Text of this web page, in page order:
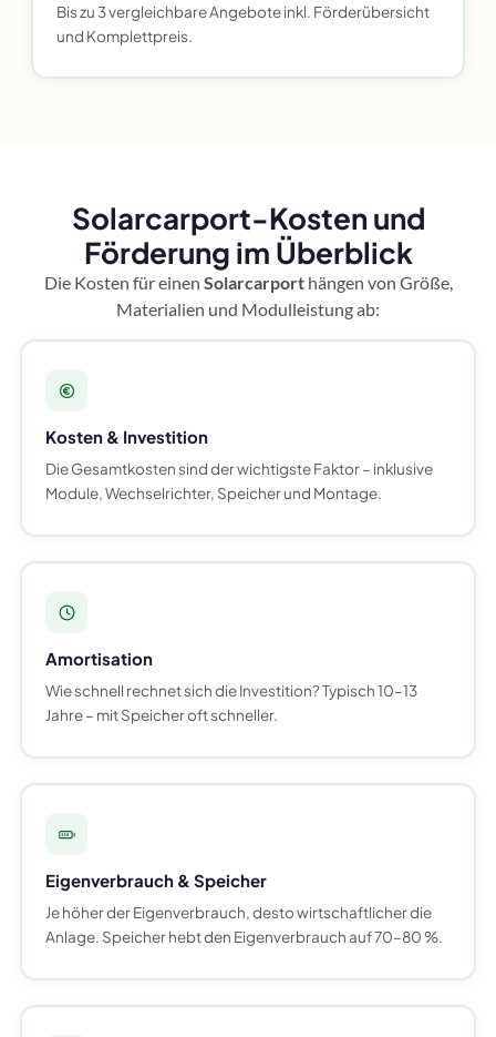
Bis zu 3 vergleichbare Angebote inkl. Förderübersicht
und Komplettpreis.
Solarcarport-Kosten und
Förderung im Überblick
Die Kosten für einen Solarcarporthängen von Größe,
Materialien und Modulleistung ab:
Kosten & Investition
Die Gesamtkosten sind der wichtigste Faktor – inklusive
Module, Wechselrichter, Speicher und Montage.
Amortisation
Wie schnell rechnet sich die Investition? Typisch 10–13
Jahre – mit Speicher oft schneller.
Eigenverbrauch & Speicher
Je höher der Eigenverbrauch, desto wirtschaftlicher die
Anlage. Speicher hebt den Eigenverbrauch auf 70–80 %.